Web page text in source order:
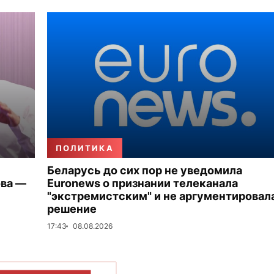
—
ПОЛИТИКА
Беларусь до сих пор не уведомила
Euronews о признании телеканала
"экстремистским" и не
решение
17:43 08.08.2026